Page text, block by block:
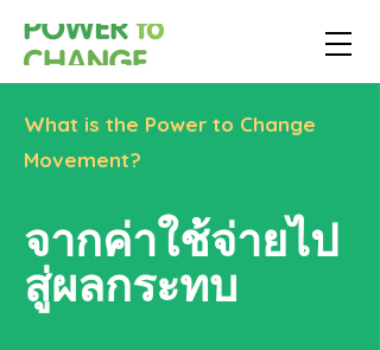
What is the Power to Change
Movement?
จากค่าใช้จ่ายไป
สู่ผลกระทบ